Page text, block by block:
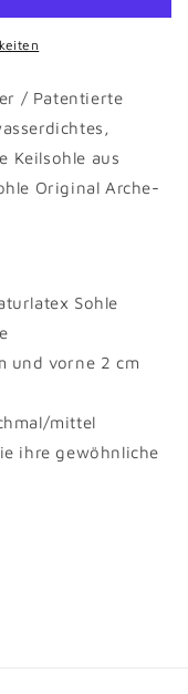
/ Patentierte
Keilsohle aus
Original Arche-
Sohle
und vorne 2 cm
mittel
ihre gewöhnliche